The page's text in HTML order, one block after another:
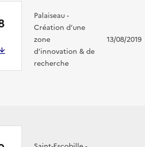
Palaiseau -
Création d’une
zone
d’innovation & de
recherche
13/08/2019